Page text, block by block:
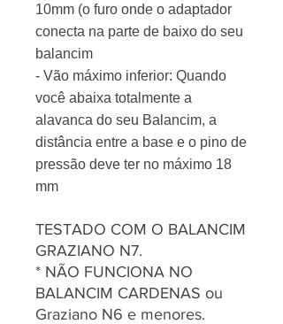
10mm (o furo onde o adaptador
conecta na parte de baixo do seu
balancim
- Vão máximo inferior: Quando
você abaixa totalmente a
alavanca do seu Balancim, a
distância entre a base e o pino de
pressão deve ter no máximo 18
mm
TESTADO COM O BALANCIM
GRAZIANO N7.
* NÃO FUNCIONA NO
BALANCIM CARDENAS ou
Graziano N6 e menores.